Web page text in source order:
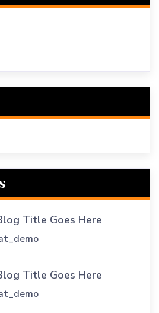
Title Goes Here
Title Goes Here